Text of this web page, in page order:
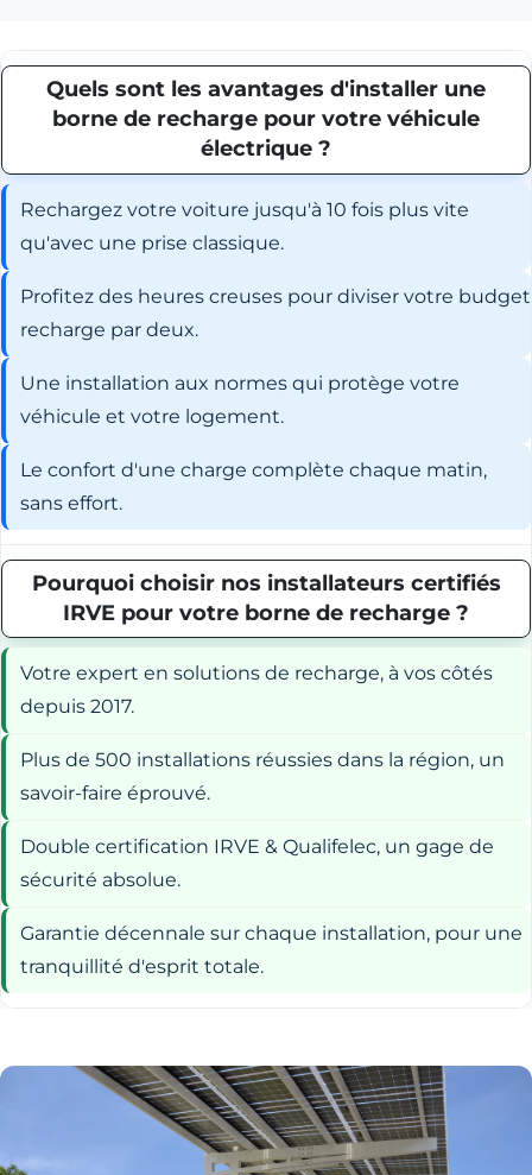
Quels sont les avantages d'installer une
borne de recharge pour votre véhicule
électrique ?
Rechargez votre voiture jusqu'à 10 fois plus vite
qu'avec une prise classique.
Profitez des heures creuses pour diviser votre budget
recharge par deux.
Une installation aux normes qui protège votre
véhicule et votre logement.
Le confort d'une charge complète chaque matin,
sans effort.
Pourquoi choisir nos installateurs certifiés
IRVE pour votre borne de recharge ?
Votre expert en solutions de recharge, à vos côtés
depuis 2017.
Plus de 500 installations réussies dans la région, un
savoir-faire éprouvé.
Double certification IRVE & Qualifelec, un gage de
sécurité absolue.
Garantie décennale sur chaque installation, pour une
tranquillité d'esprit totale.